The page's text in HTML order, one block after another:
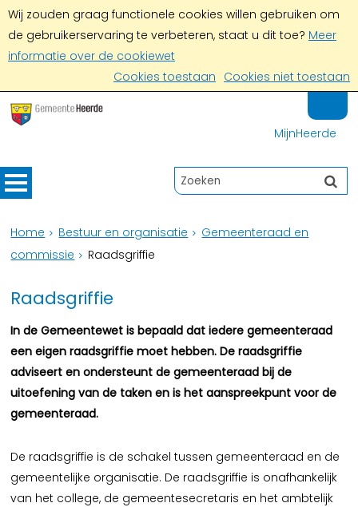
Wij zouden graag functionele cookies willen gebruiken om
de gebruikerservaring te verbeteren, staat u dit toe? Meer
informatie over de cookiewet
Cookies toestaan Cookies niet toestaan
MijnHeerde
Home Bestuur en organisatie
Gemeenteraad en
commissie
Raadsgriffie
Raadsgriffie
In de Gemeentewet is bepaald dat iedere gemeenteraad
een eigen raadsgriffie moet hebben. De raadsgriffie
adviseert en ondersteunt de gemeenteraad bij de
uitoefening van de taken en is het aanspreekpunt voor de
gemeenteraad.
De raadsgriffie is de schakel tussen gemeenteraad en de
gemeentelijke organisatie. De raadsgriffie is onafhankelijk
van het college, de gemeentesecretaris en het ambtelijk